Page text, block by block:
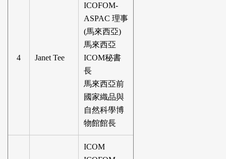
4 Janet Tee
ICOFOM-
ASPAC 理事
(馬來西亞)
馬來西亞
ICOM秘書
長
馬來西亞前
國家織品與
自然科學博
物館館長
ICOM